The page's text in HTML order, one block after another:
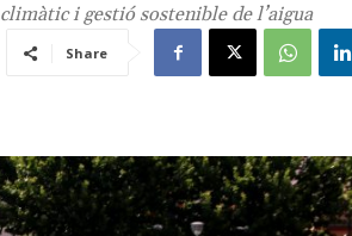
i gestió sostenible de l’aigua
Share